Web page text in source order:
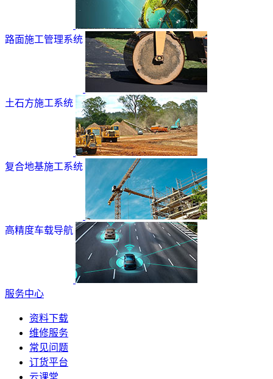
路面施工管理系统
土石方施工系统
复合地基施工系统
高精度车载导航
服务中心
资料下载
维修服务
常见问题
订货平台
云课堂